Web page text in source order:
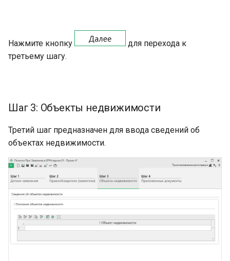
Нажмите кнопку
для перехода к
третьему шагу.
Шаг 3: Объекты недвижимости
Третий шаг предназначен для ввода сведений об
объектах недвижимости.